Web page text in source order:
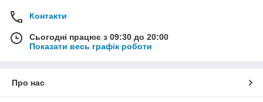
Контакти
Сьогодні працює з 09:30 до 20:00
Показати весь графік роботи
Про нас